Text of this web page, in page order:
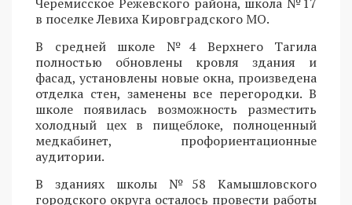
в поселке Левиха Кировградского МО.
В средней школе №4 Верхнего Тагила
полностью обновлены кровля здания и
фасад, установлены новые окна, произведена
отделка стен, заменены все перегородки. В
школе появилась возможность разместить
холодный цех в пищеблоке, полноценный
медкабинет, профориентационные
аудитории.
В зданиях школы №58 Камышловского
городского округа осталось провести работы